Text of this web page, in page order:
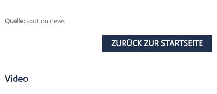
Quelle:spot on news
ZURÜCK ZUR STARTSEITE
Video